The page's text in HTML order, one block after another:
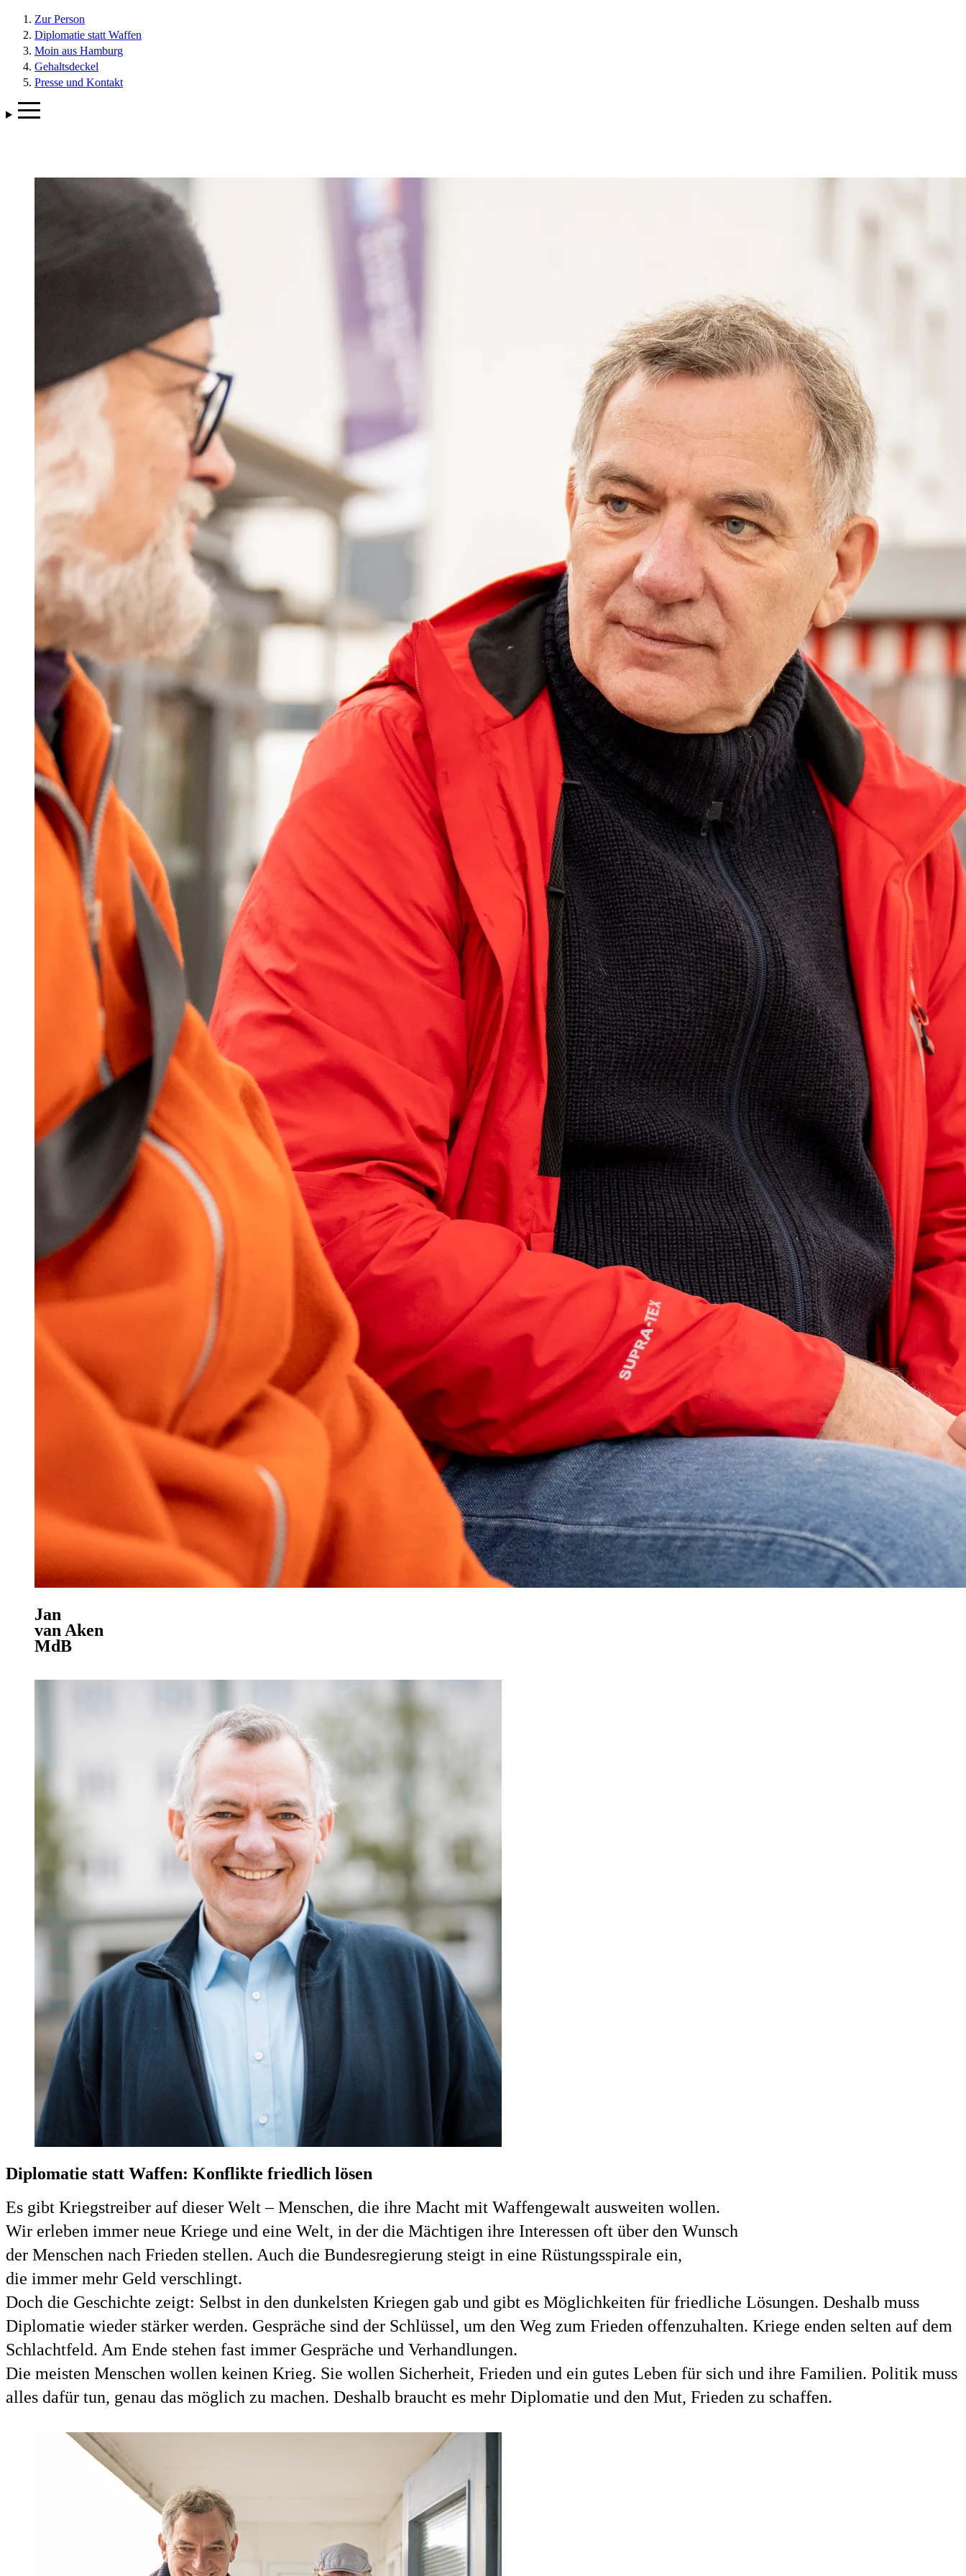
Zur Person
Diplomatie statt Waffen
Moin aus Hamburg
Gehaltsdeckel
Presse und Kontakt
Jan
van Aken
MdB
Diplomatie statt Waffen: Konflikte friedlich lösen
Es gibt Kriegstreiber auf dieser Welt – Menschen, die ihre Macht mit Waffengewalt ausweiten wollen.
Wir erleben immer neue Kriege und eine Welt, in der die Mächtigen ihre Interessen oft über den Wunsch
der Menschen nach Frieden stellen. Auch die Bundesregierung steigt in eine Rüstungsspirale ein,
die immer mehr Geld verschlingt.
Doch die Geschichte zeigt: Selbst in den dunkelsten Kriegen gab und gibt es Möglichkeiten für friedliche Lösungen. Deshalb muss
Diplomatie wieder stärker werden. Gespräche sind der Schlüssel, um den Weg zum Frieden offenzuhalten. Kriege enden selten auf dem
Schlachtfeld. Am Ende stehen fast immer Gespräche und Verhandlungen.
Die meisten Menschen wollen keinen Krieg. Sie wollen Sicherheit, Frieden und ein gutes Leben für sich und ihre Familien. Politik muss
alles dafür tun, genau das möglich zu machen. Deshalb braucht es mehr Diplomatie und den Mut, Frieden zu schaffen.